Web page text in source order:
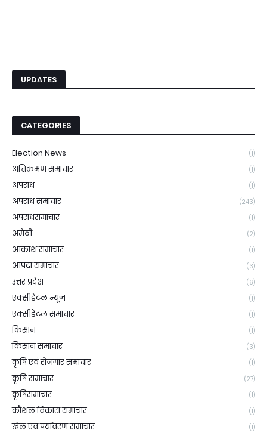
UPDATES
CATEGORIES
Election News (1)
अतिक्रमण समाचार (1)
अपराध (1)
अपराध समाचार (243)
अपराधसमाचार (1)
अमेठी (2)
आकाश समाचार (1)
आपदा समाचार (3)
उत्तर प्रदेश (6)
एक्सीडेंटल न्यूज़ (1)
एक्सीडेंटल समाचार (1)
किसान (1)
किसान समाचार (3)
कृषि एवं रोजगार समाचार (1)
कृषि समाचार (27)
कृषिसमाचार (1)
कौशल विकास समाचार (1)
खेल एवं पर्यावरण समाचार (1)